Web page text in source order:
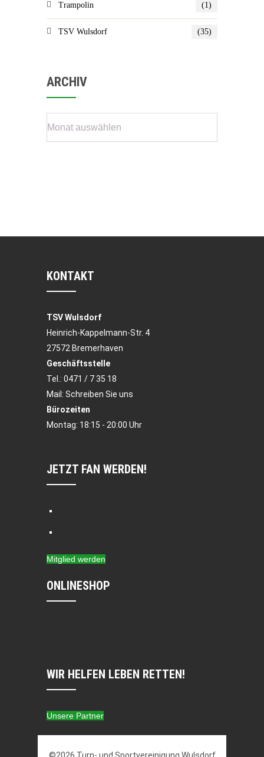
Trampolin (1)
TSV Wulsdorf (35)
ARCHIV
KONTAKT
TSV Wulsdorf
Heinrich-Kappelmann-Str. 4
27572 Bremerhaven
Geschäftsstelle
Tel.: 0471 / 7 35 18
Mail: Schreiben Sie uns
Bürozeiten
Montag: 18:15 - 20:00 Uhr
JETZT FAN WERDEN!
Mitglied werden
ONLINESHOP
WIR HELFEN LEBEN RETTEN!
Unsere Partner